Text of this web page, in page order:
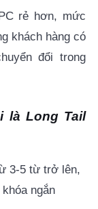
rẻ hơn, mức
khách hàng có
đổi trong
là Long Tail
3-5 từ trở lên,
ngắn